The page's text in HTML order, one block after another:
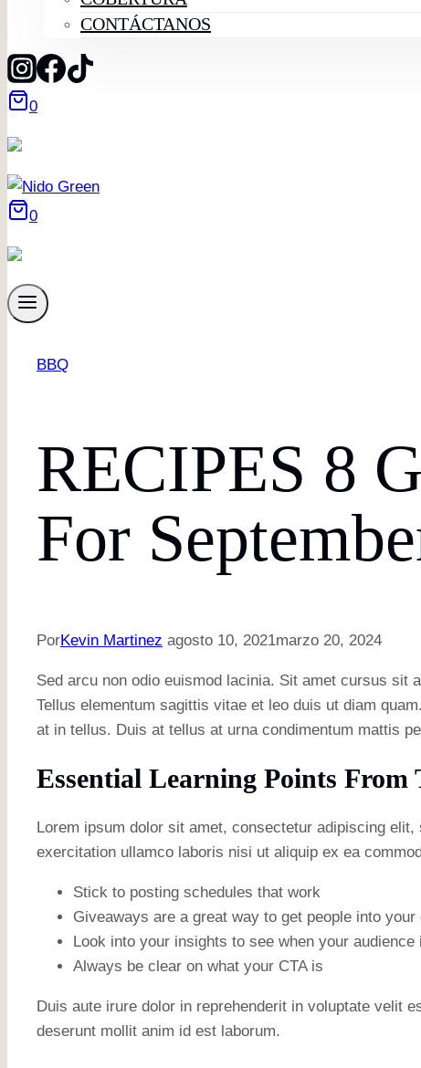
CONTÁCTANOS
0
0
BBQ
RECIPES 8
For
PorKevin Martinez agosto 10, 2021marzo 20, 2024
Sed arcu non odio euismod lacinia. Sit amet cursus sit
Tellus elementum sagittis vitae et leo duis ut diam
at in tellus. Duis at tellus at urna condimentum mattis
Essential Learning Points From
Lorem ipsum dolor sit amet, consectetur adipiscing
exercitation ullamco laboris nisi ut aliquip ex ea
Stick to posting schedules that work
Giveaways are a great way to get people into your
Look into your insights to see when your
Always be clear on what your CTA is
Duis aute irure dolor in reprehenderit in voluptate velit
deserunt mollit anim id est laborum.